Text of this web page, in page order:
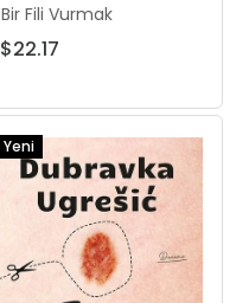
Bir Fili Vurmak
$22.17
Yeni
Ürün